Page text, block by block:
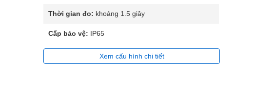
Thời gian đo: khoảng 1.5 giây
Cấp bảo vệ: IP65
Xem cấu hình chi tiết